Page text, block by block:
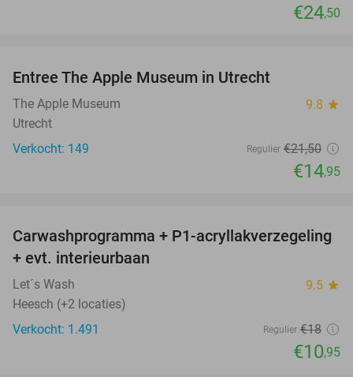
€24,50
TODAY
Entree The Apple Museum in Utrecht
The Apple Museum 9.8 star
Utrecht
Verkocht: 149
Regulier €21,50
€14,95
39%
Carwashprogramma + P1-acryllakverzegeling
+ evt. interieurbaan
Let´s Wash 9.5 star
Heesch (+2 locaties)
Verkocht: 1.491
Regulier €18
€10,95